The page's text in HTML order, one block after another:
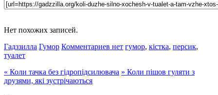
Нет похожих записей.
Гадззилла Гумор Комментариев нет гумор, кістка, персик,
туалет
« Коли тачка без гідропідсилювача » Коли пішов гуляти з
друзями, які зустрічаються